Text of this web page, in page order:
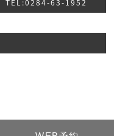
TEL:0284-63-1952